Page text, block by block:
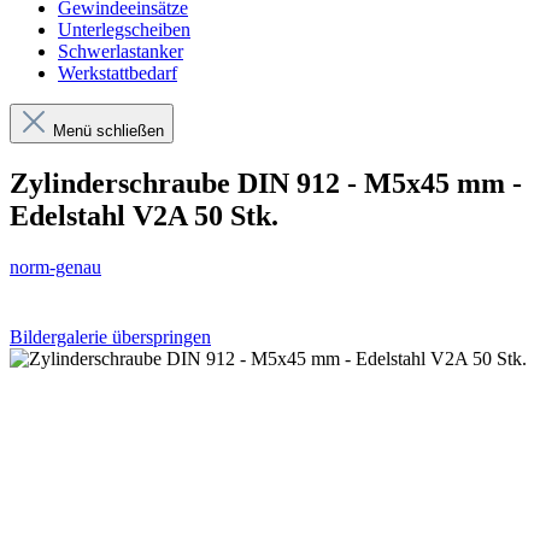
Gewindeeinsätze
Unterlegscheiben
Schwerlastanker
Werkstattbedarf
Menü schließen
Zylinderschraube DIN 912 - M5x45 mm -
Edelstahl V2A 50 Stk.
norm-genau
Bildergalerie überspringen